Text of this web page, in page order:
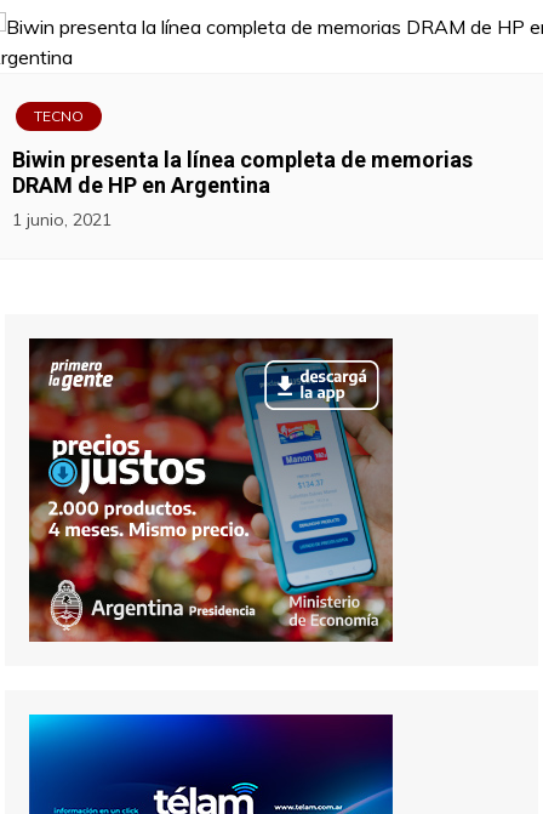
TECNO
Biwin presenta la línea completa de memorias
DRAM de HP en Argentina
1 junio, 2021